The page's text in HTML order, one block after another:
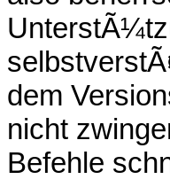
dem
nicht
Befehle